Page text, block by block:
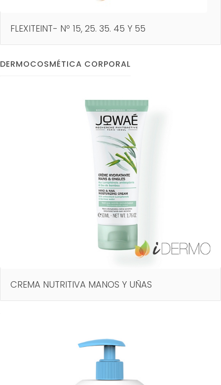
FLEXITEINT- Nº 15, 25. 35. 45 Y 55
DERMOCOSMÉTICA CORPORAL
CREMA NUTRITIVA MANOS Y UÑAS